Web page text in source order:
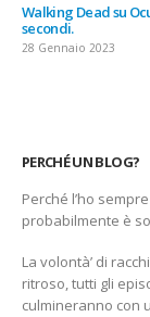
Walking Dead su
secondi.
28 Gennaio 2023
PERCHÉ UN BLOG?
Perché l’ho
probabilmente è
La volontà’ di
ritroso, tutti gli
culmineranno con